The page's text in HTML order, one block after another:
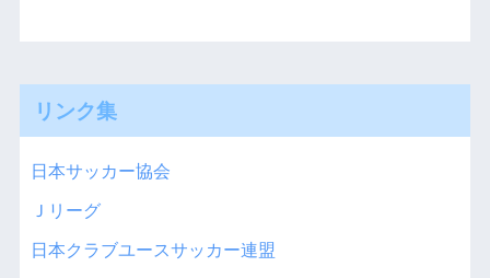
リンク集
日本サッカー協会
Ｊリーグ
日本クラブユースサッカー連盟